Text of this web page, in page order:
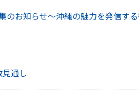
のお知らせ～沖縄の魅力を発信す
通し